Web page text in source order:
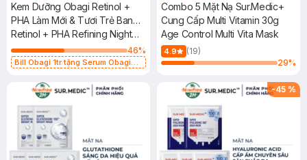
Kem Dưỡng Obagi Retinol +
PHA Làm Mới & Tươi Trẻ Ban
Đêm 50ml
Retinol + PHA Refining Night
Cream
46%
Bill Obagi 1tr tặng Serum Obagi
Combo 5 Mặt Nạ Sur.Medic+
Cung Cấp Multi Vitamin 30g
Age Control Multi Vita Mask
4.9
(19)
29%
-45 %